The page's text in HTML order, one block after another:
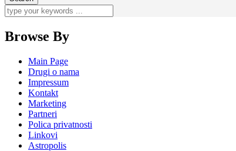
Browse By
Main Page
Drugi o nama
Impressum
Kontakt
Marketing
Partneri
Polica privatnosti
Linkovi
Astropolis